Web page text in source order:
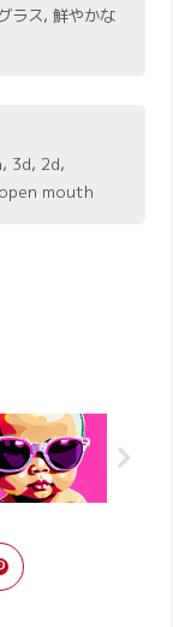
ラス, 鮮やかな
3d, 2d,
mouth